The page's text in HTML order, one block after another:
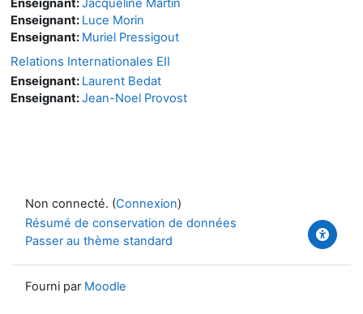
Enseignant:Jacqueline Martin
Enseignant: Luce Morin
Enseignant: Muriel Pressigout
Relations Internationales EII
Enseignant: Laurent Bedat
Enseignant:Jean-Noel Provost
Non connecté. (Connexion)
Résumé de conservation de données
Passer au thème standard
Fourni par Moodle